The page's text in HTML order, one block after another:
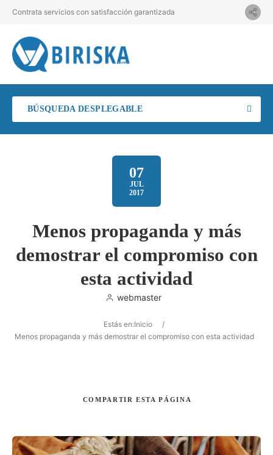
Contrata servicios con satisfacción garantizada
BÚSQUEDA DESPLEGABLE
Buscar
07
JUL
2017
Menos propaganda y más
demostrar el compromiso con
esta actividad
webmaster
Estás en:Inicio
/
Menos propaganda y más demostrar el compromiso con esta actividad
COMPARTIR ESTA PÁGINA